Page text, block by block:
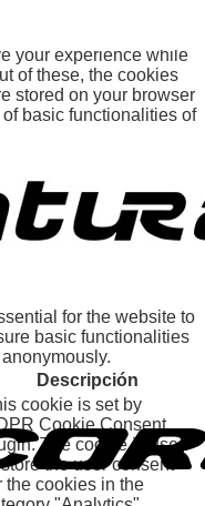
your experience while
of these, the cookies
stored on your browser
basic functionalities of
that help us
this website. These
only with your consent.
these cookies. But
affect your browsing
for the website to
basic functionalities
Descripción
cookie is set by
Cookie Consent
The cookie is used
the user consent
the cookies in the